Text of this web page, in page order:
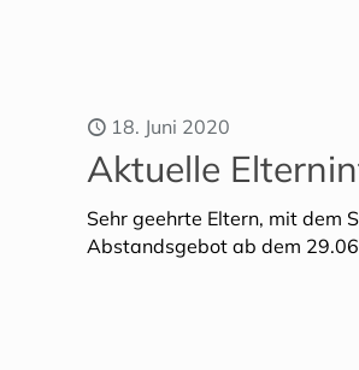
18. Juni 2020
Aktuelle
Sehr geehrte Eltern, mit dem
Abstandsgebot ab dem